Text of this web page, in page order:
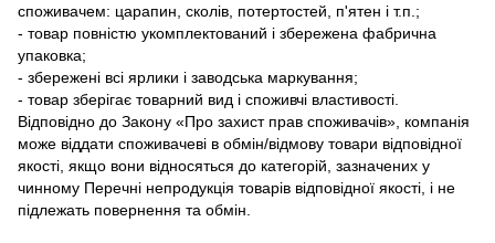
споживачем: царапин, сколів, потертостей, п'ятен і т.п.;
- товар повністю укомплектований і збережена фабрична
упаковка;
- збережені всі ярлики і заводська маркування;
- товар зберігає товарний вид і споживчі властивості.
Відповідно до Закону «Про захист прав споживачів», компанія
може віддати споживачеві в обмін/відмову товари відповідної
якості, якщо вони відносяться до категорій, зазначених у
чинному Перечні непродукція товарів відповідної якості, і не
підлежать повернення та обмін.